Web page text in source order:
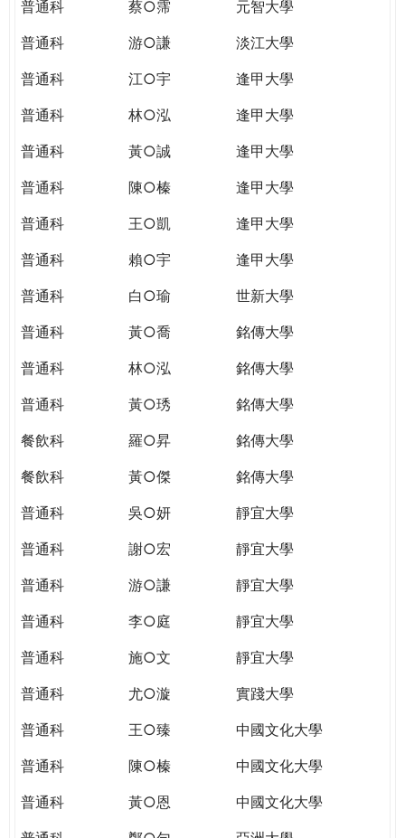
普通科
蔡○霈
元智大學
普通科
游○謙
淡江大學
普通科
江○宇
逢甲大學
普通科
林○泓
逢甲大學
普通科
黃○誠
逢甲大學
普通科
陳○榛
逢甲大學
普通科
王○凱
逢甲大學
普通科
賴○宇
逢甲大學
普通科
白○瑜
世新大學
普通科
黃○喬
銘傳大學
普通科
林○泓
銘傳大學
普通科
黃○琇
銘傳大學
餐飲科
羅○昇
銘傳大學
餐飲科
黃○傑
銘傳大學
普通科
吳○妍
靜宜大學
普通科
謝○宏
靜宜大學
普通科
游○謙
靜宜大學
普通科
李○庭
靜宜大學
普通科
施○文
靜宜大學
普通科
尤○漩
實踐大學
普通科
王○臻
中國文化大學
普通科
陳○榛
中國文化大學
普通科
黃○恩
中國文化大學